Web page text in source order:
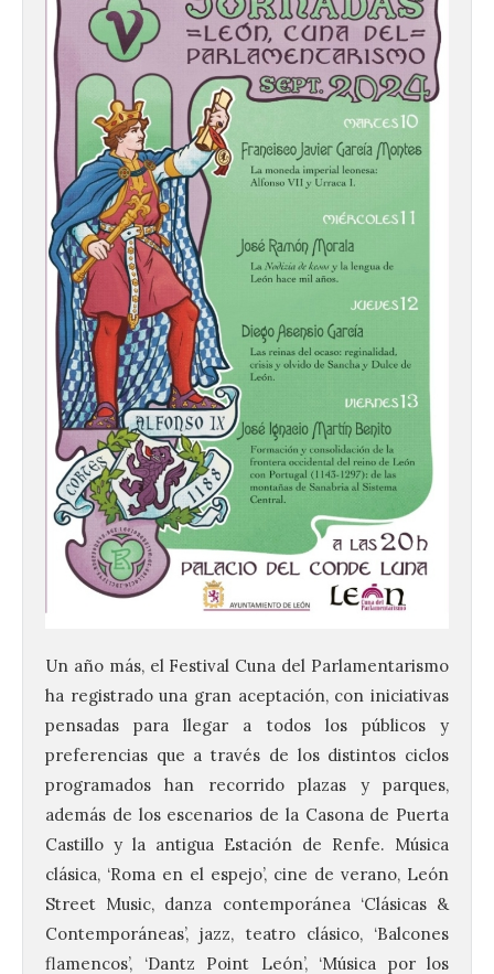
Un año más, el Festival Cuna del Parlamentarismo
ha registrado una gran aceptación, con iniciativas
pensadas para llegar a todos los públicos y
preferencias que a través de los distintos ciclos
programados han recorrido plazas y parques,
además de los escenarios de la Casona de Puerta
Castillo y la antigua Estación de Renfe. Música
clásica, ‘Roma en el espejo’, cine de verano, León
Street Music, danza contemporánea ‘Clásicas &
Contemporáneas’, jazz, teatro clásico, ‘Balcones
flamencos’, ‘Dantz Point León’, ‘Música por los